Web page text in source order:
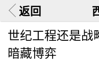
返回
世纪工程还是战
暗藏博弈